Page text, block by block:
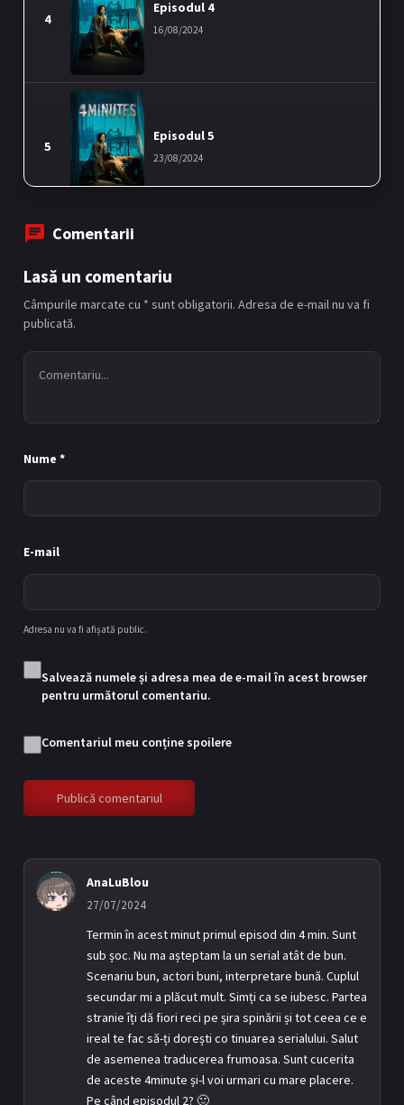
4
Episodul 4
16/08/2024
5
Episodul 5
23/08/2024
6
30/08/2024
Episodul 8
Comentarii
Lasă un comentariu
Câmpurile marcate cu * sunt obligatorii. Adresa de e-mail nu va fi
publicată.
Nume *
E-mail
Adresa nu va fi afișată public.
Salvează numele și adresa mea de e-mail în acest browser
pentru următorul comentariu.
Comentariul meu conține spoilere
AnaLuBlou
27/07/2024
Termin în acest minut primul episod din 4 min. Sunt
sub șoc. Nu ma așteptam la un serial atât de bun.
Scenariu bun, actori buni, interpretare bună. Cuplul
secundar mi a plăcut mult. Simți ca se iubesc. Partea
stranie îți dă fiori reci pe șira spinării și tot ceea ce e
ireal te fac să-ți dorești co tinuarea serialului. Salut
de asemenea traducerea frumoasa. Sunt cucerita
de aceste 4minute și-l voi urmari cu mare placere.
Pe când episodul 2? 🙂